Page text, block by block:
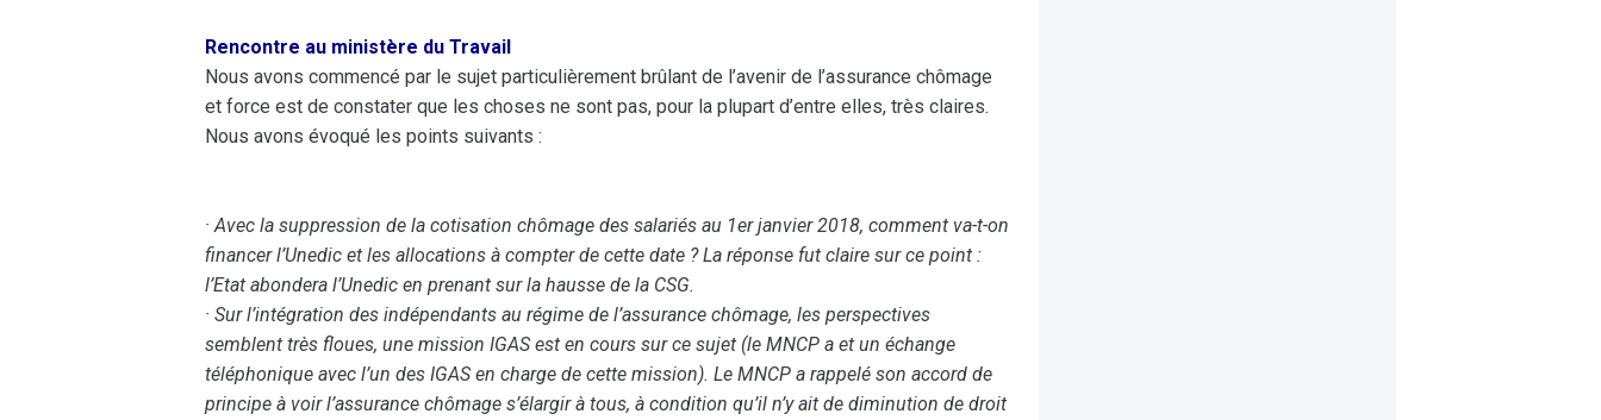
Rencontre au ministère du Travail
Nous avons commencé par le sujet particulièrement brûlant de l’avenir de l’assurance chômage
et force est de constater que les choses ne sont pas, pour la plupart d’entre elles, très claires.
Nous avons évoqué les points suivants :
· Avec la suppression de la cotisation chômage des salariés au 1er janvier 2018, comment va-t-on
financer l’Unedic et les allocations à compter de cette date ? La réponse fut claire sur ce point :
l’Etat abondera l’Unedic en prenant sur la hausse de la CSG.
· Sur l’intégration des indépendants au régime de l’assurance chômage, les perspectives
semblent très floues, une mission IGAS est en cours sur ce sujet (le MNCP a et un échange
téléphonique avec l’un des IGAS en charge de cette mission). Le MNCP a rappelé son accord de
principe à voir l’assurance chômage s’élargir à tous, à condition qu’il n’y ait de diminution de droit